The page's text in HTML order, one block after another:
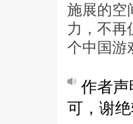
施展的空
力，不再
个中国游
作者
可，谢